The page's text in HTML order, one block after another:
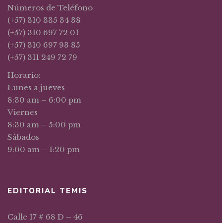
Números de Teléfono
(+57) 310 335 34 38
(+57) 310 697 72 01
(+57) 310 697 93 85
(+57) 311 249 72 79
Horario:
Lunes a jueves
8:30 am – 6:00 pm
Viernes
8:30 am – 5:00 pm
Sábados
9:00 am – 1:20 pm
EDITORIAL TEMIS
Calle 17 # 68 D – 46